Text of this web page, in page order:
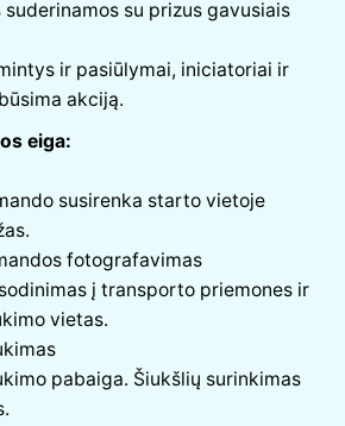
su prizus gavusiais
ir pasiūlymai, iniciatoriai ir
akciją.
eiga:
susirenka starto vietoje
fotografavimas
į transporto priemones ir
vietas.
pabaiga. Šiukšlių surinkimas